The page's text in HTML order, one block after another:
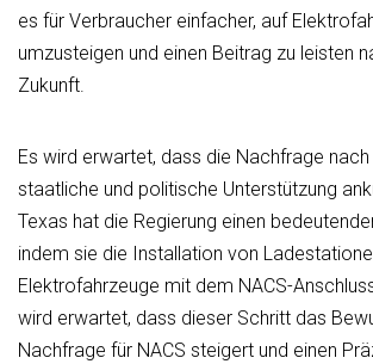
es für Verbraucher einfacher, auf
umzusteigen und einen Beitrag zu leisten
Zukunft.
Es wird erwartet, dass die Nachfrage nach
staatliche und politische Unterstützung
Texas hat die Regierung einen
indem sie die Installation von
Elektrofahrzeuge mit dem NACS-
wird erwartet, dass dieser Schritt das
Nachfrage für NACS steigert und einen